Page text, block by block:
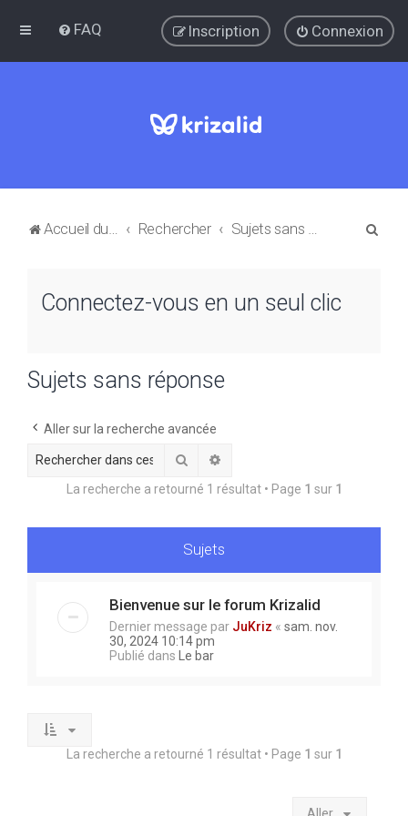
FAQ Connexion
Inscription
Accueil du forum Rechercher Sujets sans réponse
Connectez-vous en un seul clic
Sujets sans réponse
Aller sur la recherche avancée
Rechercher
La recherche a retourné 1 résultat • Page 1 sur 1
Sujets
Bienvenue sur le forum Krizalid
Dernier message par JuKriz « sam. nov.
30, 2024 10:14 pm
Publié dans Le bar
La recherche a retourné 1 résultat • Page 1 sur 1
Aller